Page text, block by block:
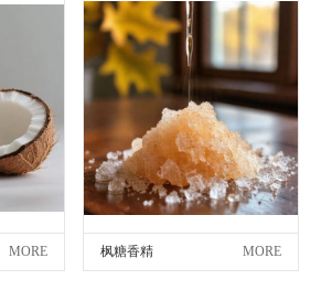
MORE 枫糖香精 MORE